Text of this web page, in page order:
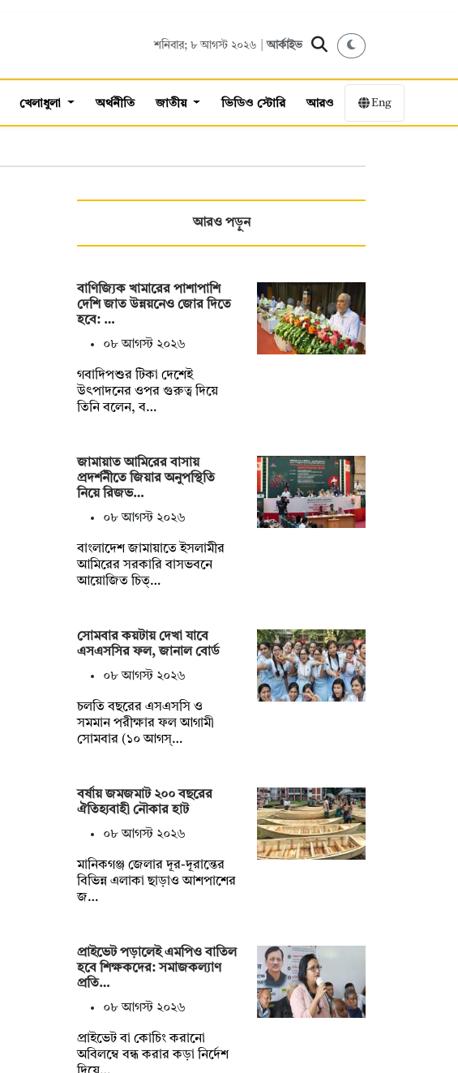
শনিবার; ৮ আগস্ট ২০২৬ |আর্কাইভ
খেলাধুলা অর্থনীতি জাতীয় ভিডিও স্টোরি আরও Eng
আরও পড়ুন
বাণিজ্যিক খামারের পাশাপাশি
দেশি জাত উন্নয়নেও জোর দিতে
হবে: …
০৮ আগস্ট ২০২৬
গবাদিপশুর টিকা দেশেই
উৎপাদনের ওপর গুরুত্ব দিয়ে
তিনি বলেন, ব…
জামায়াত আমিরের বাসায়
প্রদর্শনীতে জিয়ার অনুপস্থিতি
নিয়ে রিজভ…
০৮ আগস্ট ২০২৬
বাংলাদেশ জামায়াতে ইসলামীর
আমিরের সরকারি বাসভবনে
আয়োজিত চিত্…
সোমবার কয়টায় দেখা যাবে
এসএসসির ফল, জানাল বোর্ড
০৮ আগস্ট ২০২৬
চলতি বছরের এসএসসি ও
সমমান পরীক্ষার ফল আগামী
সোমবার (১০ আগস্…
বর্ষায় জমজমাট ২০০ বছরের
ঐতিহ্যবাহী নৌকার হাট
০৮ আগস্ট ২০২৬
মানিকগঞ্জ জেলার দূর-দূরান্তের
বিভিন্ন এলাকা ছাড়াও আশপাশের
জ…
প্রাইভেট পড়ালেই এমপিও বাতিল
হবে শিক্ষকদের: সমাজকল্যাণ
প্রতি…
০৮ আগস্ট ২০২৬
প্রাইভেট বা কোচিং করানো
অবিলম্বে বন্ধ করার কড়া নির্দেশ